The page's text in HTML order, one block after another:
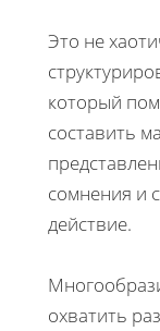
Это не
который
составить
сомнения и
действие.
охватить